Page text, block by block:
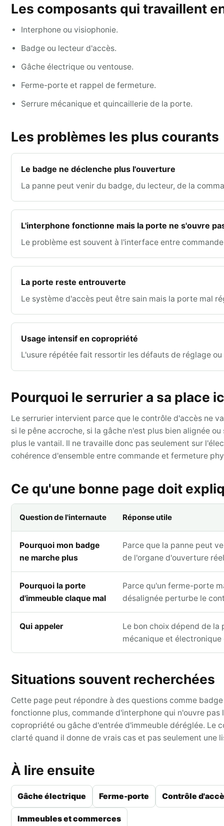
Les composants qui travaillent
Interphone ou visiophonie.
Badge ou lecteur d'accès.
Gâche électrique ou ventouse.
Ferme-porte et rappel de fermeture.
Serrure mécanique et quincaillerie de la porte.
Les problèmes les plus courants
Le badge ne déclenche plus l'ouverture
La panne peut venir du badge, du lecteur, de la
L'interphone fonctionne mais la porte ne s'ouvre
Le problème est souvent à l'interface entre
La porte reste entrouverte
Le système d'accès peut être sain mais la porte mal
Usage intensif en copropriété
L'usure répétée fait ressortir les défauts de réglage
Pourquoi le serrurier a sa place
Le serrurier intervient parce que le contrôle d'accès ne
si le pêne accroche, si la gâche n'est plus bien alignée
plus le vantail. Il ne travaille donc pas seulement sur
cohérence d'ensemble entre commande et fermeture
Ce qu'une bonne page doit
Question de l'internaute Réponse utile
Pourquoi mon badge
ne marche plus
Parce que la panne peut
de l'organe d'ouverture
Pourquoi la porte
d'immeuble claque mal
Parce qu'un ferme-porte
désalignée perturbe le
Qui appeler
Le bon choix dépend de
mécanique et électronique
Situations souvent recherchées
Cette page peut répondre à des questions comme
fonctionne plus, commande d'interphone qui n'ouvre
copropriété ou gâche d'entrée d'immeuble déréglée. Le
clarté quand il donne de vrais cas et pas seulement une
À lire ensuite
Gâche électrique Ferme-porte Contrôle
Immeubles et commerces